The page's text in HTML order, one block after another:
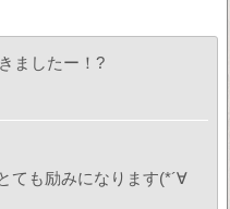
ましたー！?
ても励みになります(*´∀